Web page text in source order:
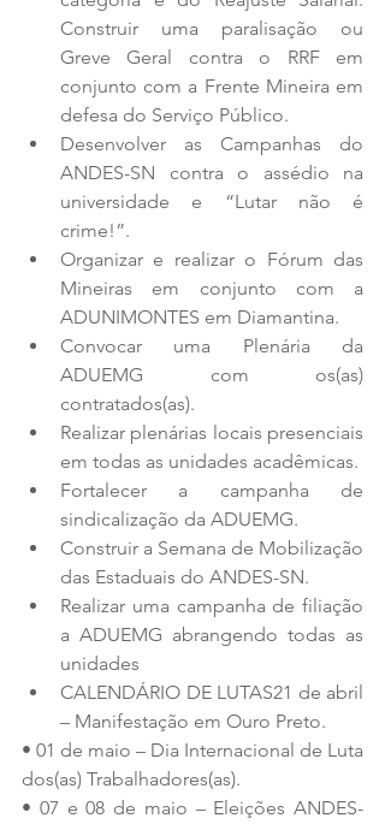
Construir uma paralisação ou
Greve Geral contra o RRF em
conjunto com a Frente Mineira em
defesa do Serviço Público.
Desenvolver as Campanhas do
ANDES-SN contra o assédio na
universidade e “Lutar não é
crime!”.
Organizar e realizar o Fórum das
Mineiras em conjunto com a
ADUNIMONTES em Diamantina.
Convocar uma Plenária da
ADUEMG com os(as)
contratados(as).
Realizar plenárias locais presenciais
em todas as unidades acadêmicas.
Fortalecer a campanha de
sindicalização da ADUEMG.
Construir a Semana de Mobilização
das Estaduais do ANDES-SN.
Realizar uma campanha de filiação
a ADUEMG abrangendo todas as
unidades
CALENDÁRIO DE LUTAS21 de abril
– Manifestação em Ouro Preto.
• 01 de maio – Dia Internacional de Luta
dos(as) Trabalhadores(as).
• 07 e 08 de maio – Eleições ANDES-